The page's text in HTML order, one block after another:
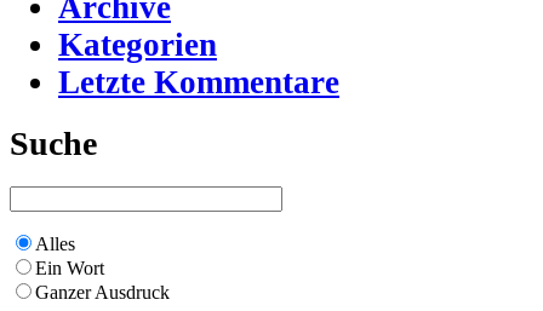
Archive
Kategorien
Letzte Kommentare
Suche
Alles
Ein Wort
Ganzer Ausdruck